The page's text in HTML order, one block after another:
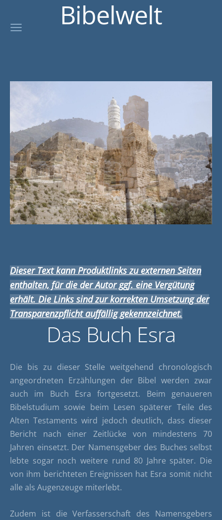
Bibelwelt
Dieser Text kann Produktlinks zu externen Seiten
enthalten, für die der Autor ggf. eine Vergütung
erhält. Die Links sind zur korrekten Umsetzung der
Transparenzpflicht auffällig gekennzeichnet.
Das Buch Esra
Die bis zu dieser Stelle weitgehend chronologisch
angeordneten Erzählungen der Bibel werden zwar
auch im Buch Esra fortgesetzt. Beim genaueren
Bibelstudium sowie beim Lesen späterer Teile des
Alten Testaments wird jedoch deutlich, dass dieser
Bericht nach einer Zeitlücke von mindestens 70
Jahren einsetzt. Der Namensgeber des Buches selbst
lebte sogar noch weitere rund 80 Jahre später. Die
von ihm berichteten Ereignissen hat Esra somit nicht
alle als Augenzeuge miterlebt.
Zudem ist die Verfasserschaft des Namensgebers